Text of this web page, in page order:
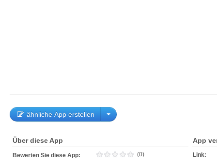
ähnliche App erstellen
Über diese App
Bewerten Sie diese App: (0)
App
Link: